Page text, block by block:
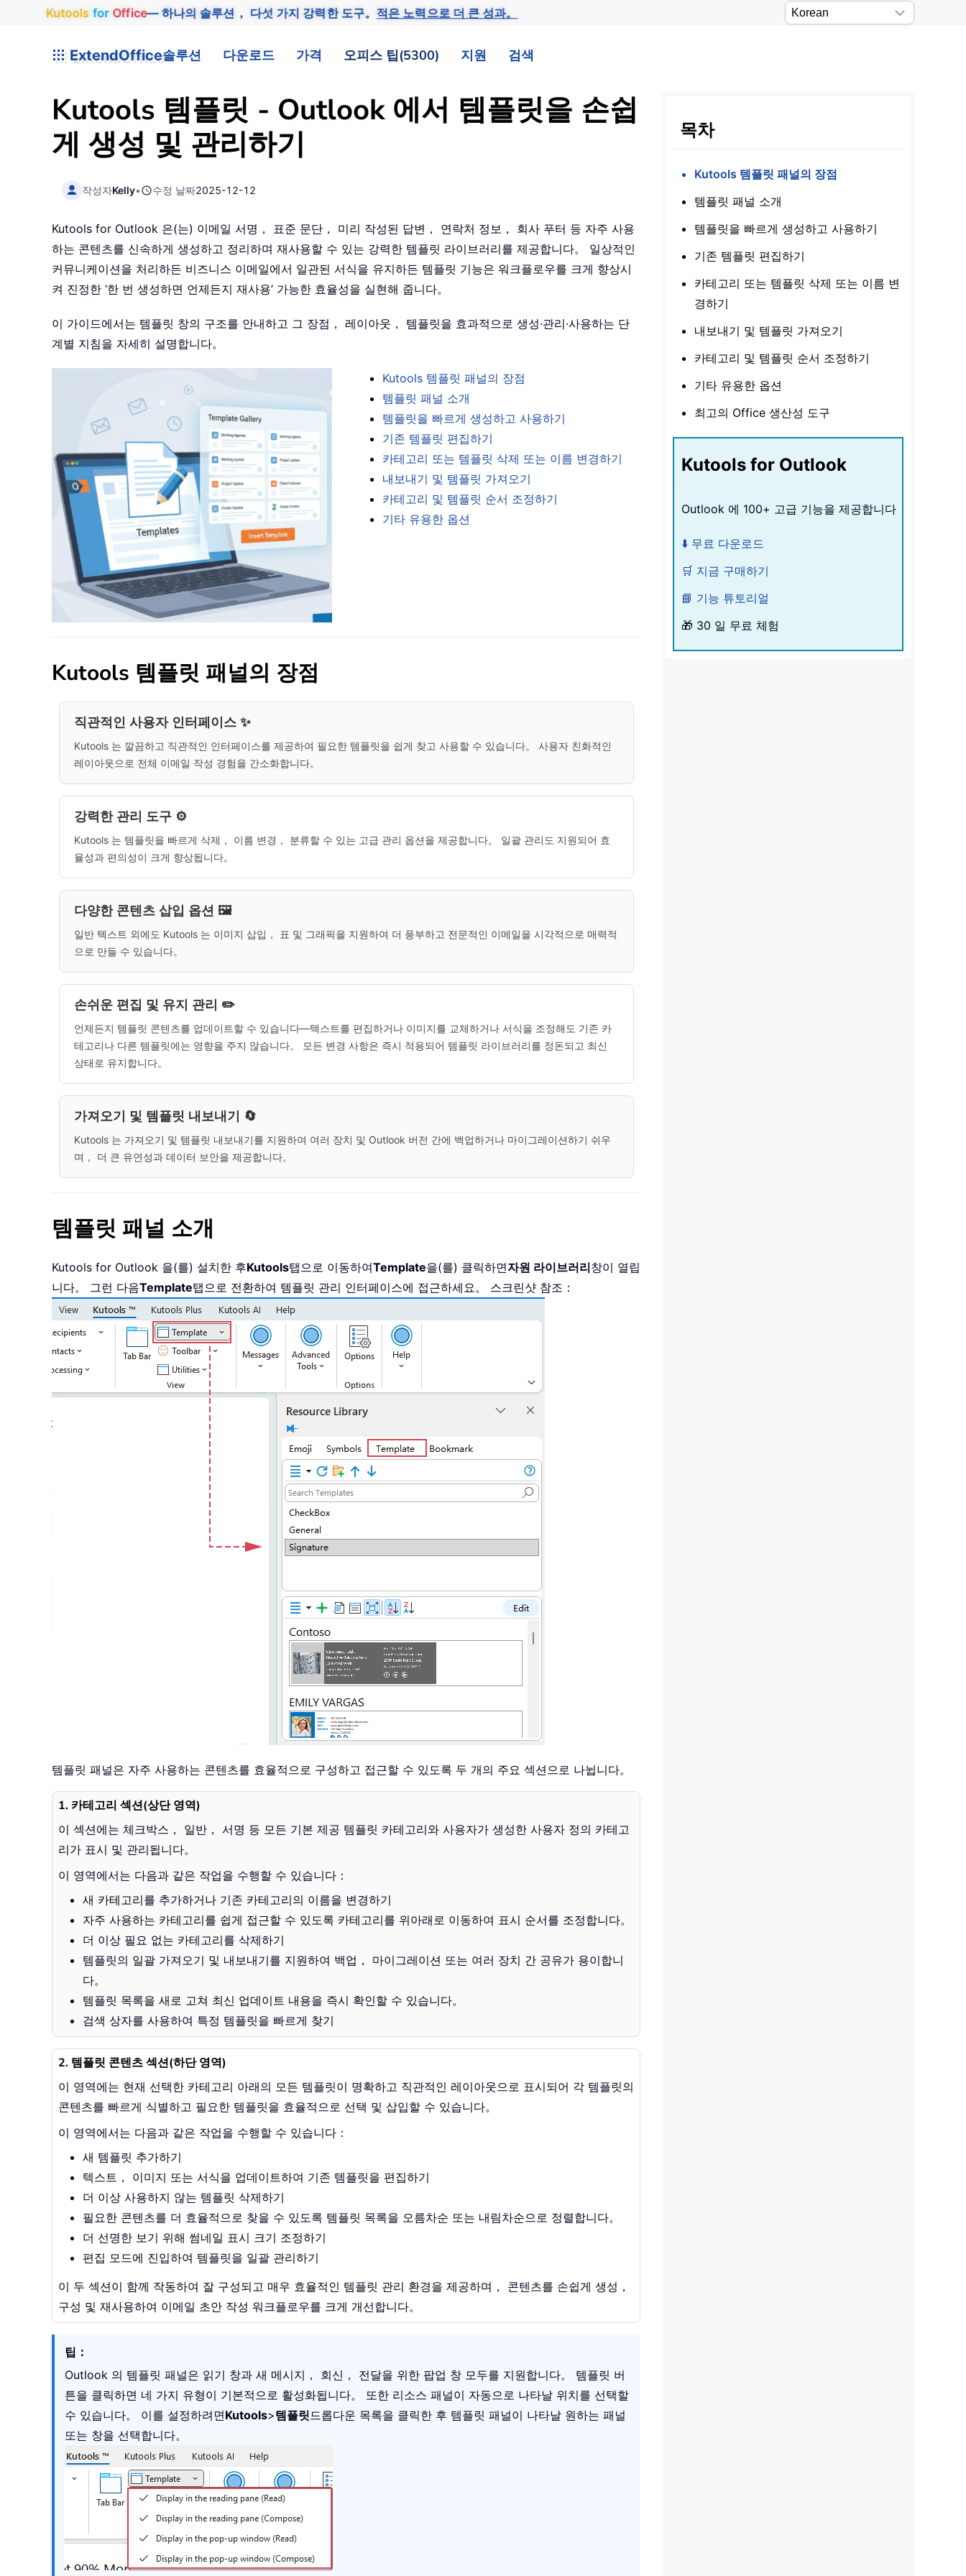
Kutools for Office— 하나의 솔루션， 다섯 가지 강력한 도구。 적은 노력으로 더 큰 성과。
ExtendOffice솔루션 다운로드 가격 오피스 팁(5300) 지원 검색
Kutools 템플릿 - Outlook 에서 템플릿을 손쉽
게 생성 및 관리하기
작성자Kelly• 수정 날짜2025-12-12
Kutools for Outlook 은(는) 이메일 서명， 표준 문단， 미리 작성된 답변， 연락처 정보， 회사 푸터 등 자주 사용
하는 콘텐츠를 신속하게 생성하고 정리하며 재사용할 수 있는 강력한 템플릿 라이브러리를 제공합니다。 일상적인
커뮤니케이션을 처리하든 비즈니스 이메일에서 일관된 서식을 유지하든 템플릿 기능은 워크플로우를 크게 향상시
켜 진정한 ‘한 번 생성하면 언제든지 재사용’ 가능한 효율성을 실현해 줍니다。
이 가이드에서는 템플릿 창의 구조를 안내하고 그 장점， 레이아웃， 템플릿을 효과적으로 생성·관리·사용하는 단
계별 지침을 자세히 설명합니다。
Kutools 템플릿 패널의 장점
템플릿 패널 소개
템플릿을 빠르게 생성하고 사용하기
기존 템플릿 편집하기
카테고리 또는 템플릿 삭제 또는 이름 변경하기
내보내기 및 템플릿 가져오기
카테고리 및 템플릿 순서 조정하기
기타 유용한 옵션
Kutools 템플릿 패널의 장점
직관적인 사용자 인터페이스 ✨
Kutools 는 깔끔하고 직관적인 인터페이스를 제공하여 필요한 템플릿을 쉽게 찾고 사용할 수 있습니다。 사용자 친화적인
레이아웃으로 전체 이메일 작성 경험을 간소화합니다。
강력한 관리 도구 ⚙️
Kutools 는 템플릿을 빠르게 삭제， 이름 변경， 분류할 수 있는 고급 관리 옵션을 제공합니다。 일괄 관리도 지원되어 효
율성과 편의성이 크게 향상됩니다。
다양한 콘텐츠 삽입 옵션 🖼️
일반 텍스트 외에도 Kutools 는 이미지 삽입， 표 및 그래픽을 지원하여 더 풍부하고 전문적인 이메일을 시각적으로 매력적
으로 만들 수 있습니다。
손쉬운 편집 및 유지 관리 ✏️
언제든지 템플릿 콘텐츠를 업데이트할 수 있습니다—텍스트를 편집하거나 이미지를 교체하거나 서식을 조정해도 기존 카
테고리나 다른 템플릿에는 영향을 주지 않습니다。 모든 변경 사항은 즉시 적용되어 템플릿 라이브러리를 정돈되고 최신
상태로 유지합니다。
가져오기 및 템플릿 내보내기 🔄
Kutools 는 가져오기 및 템플릿 내보내기를 지원하여 여러 장치 및 Outlook 버전 간에 백업하거나 마이그레이션하기 쉬우
며， 더 큰 유연성과 데이터 보안을 제공합니다。
템플릿 패널 소개
Kutools for Outlook 을(를) 설치한 후Kutools탭으로 이동하여Template을(를) 클릭하면자원 라이브러리창이 열립
니다。 그런 다음Template탭으로 전환하여 템플릿 관리 인터페이스에 접근하세요。 스크린샷 참조：
템플릿 패널은 자주 사용하는 콘텐츠를 효율적으로 구성하고 접근할 수 있도록 두 개의 주요 섹션으로 나뉩니다。
1. 카테고리 섹션(상단 영역)
이 섹션에는 체크박스， 일반， 서명 등 모든 기본 제공 템플릿 카테고리와 사용자가 생성한 사용자 정의 카테고
리가 표시 및 관리됩니다。
이 영역에서는 다음과 같은 작업을 수행할 수 있습니다：
새 카테고리를 추가하거나 기존 카테고리의 이름을 변경하기
자주 사용하는 카테고리를 쉽게 접근할 수 있도록 카테고리를 위아래로 이동하여 표시 순서를 조정합니다。
더 이상 필요 없는 카테고리를 삭제하기
템플릿의 일괄 가져오기 및 내보내기를 지원하여 백업， 마이그레이션 또는 여러 장치 간 공유가 용이합니
다。
템플릿 목록을 새로 고쳐 최신 업데이트 내용을 즉시 확인할 수 있습니다。
검색 상자를 사용하여 특정 템플릿을 빠르게 찾기
2. 템플릿 콘텐츠 섹션(하단 영역)
이 영역에는 현재 선택한 카테고리 아래의 모든 템플릿이 명확하고 직관적인 레이아웃으로 표시되어 각 템플릿의
콘텐츠를 빠르게 식별하고 필요한 템플릿을 효율적으로 선택 및 삽입할 수 있습니다。
이 영역에서는 다음과 같은 작업을 수행할 수 있습니다：
새 템플릿 추가하기
텍스트， 이미지 또는 서식을 업데이트하여 기존 템플릿을 편집하기
더 이상 사용하지 않는 템플릿 삭제하기
필요한 콘텐츠를 더 효율적으로 찾을 수 있도록 템플릿 목록을 오름차순 또는 내림차순으로 정렬합니다。
더 선명한 보기 위해 썸네일 표시 크기 조정하기
편집 모드에 진입하여 템플릿을 일괄 관리하기
이 두 섹션이 함께 작동하여 잘 구성되고 매우 효율적인 템플릿 관리 환경을 제공하며， 콘텐츠를 손쉽게 생성，
구성 및 재사용하여 이메일 초안 작성 워크플로우를 크게 개선합니다。
팁：
Outlook 의 템플릿 패널은 읽기 창과 새 메시지， 회신， 전달을 위한 팝업 창 모두를 지원합니다。 템플릿 버
튼을 클릭하면 네 가지 유형이 기본적으로 활성화됩니다。 또한 리소스 패널이 자동으로 나타날 위치를 선택할
수 있습니다。 이를 설정하려면Kutools>템플릿드롭다운 목록을 클릭한 후 템플릿 패널이 나타날 원하는 패널
또는 창을 선택합니다。
목차
Kutools 템플릿 패널의 장점
템플릿 패널 소개
템플릿을 빠르게 생성하고 사용하기
기존 템플릿 편집하기
카테고리 또는 템플릿 삭제 또는 이름 변
경하기
내보내기 및 템플릿 가져오기
카테고리 및 템플릿 순서 조정하기
기타 유용한 옵션
최고의 Office 생산성 도구
Kutools for Outlook
Outlook 에 100+ 고급 기능을 제공합니다
⬇️ 무료 다운로드
🛒 지금 구매하기
📘 기능 튜토리얼
🎁 30 일 무료 체험